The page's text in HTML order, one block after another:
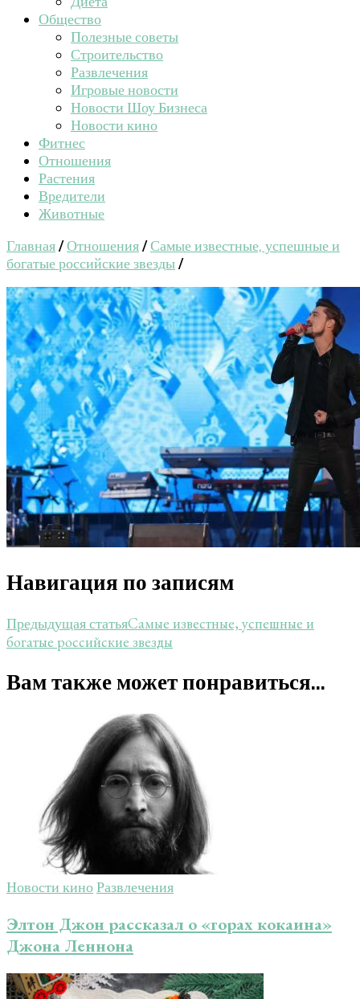
Общество
Полезные советы
Строительство
Развлечения
Игровые новости
Новости Шоу Бизнеса
Новости кино
Фитнес
Отношения
Растения
Вредители
Животные
Главная/Отношения/Самые известные, успешные и
богатые российские звезды/
Навигация по записям
Предыдущая статьяСамые известные, успешные и
богатые российские звезды
Вам также может понравиться...
Новости киноРазвлечения
Элтон Джон рассказал о «горах кокаина»
Джона Леннона